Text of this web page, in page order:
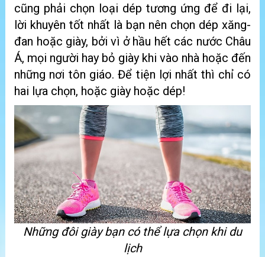
cũng phải chọn loại dép tương ứng để đi lại,
lời khuyên tốt nhất là bạn nên chọn dép xăng-
đan hoặc giày, bởi vì ở hầu hết các nước Châu
Á, mọi người hay bỏ giày khi vào nhà hoặc đến
những nơi tôn giáo. Để tiện lợi nhất thì chỉ có
hai lựa chọn, hoặc giày hoặc dép!
Những đôi giày bạn có thể lựa chọn khi du
lịch